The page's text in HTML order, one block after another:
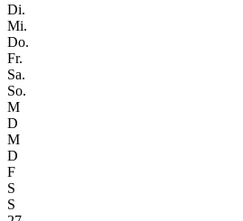
Di.
Mi.
Do.
Fr.
Sa.
So.
M
D
M
D
F
S
S